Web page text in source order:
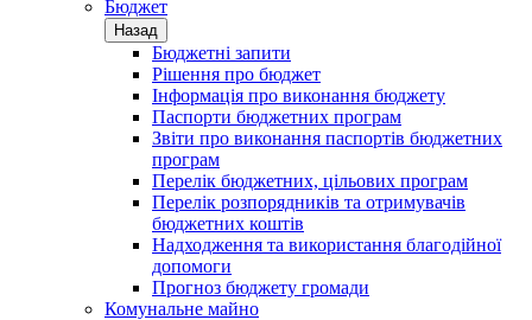
Бюджет
Назад
Бюджетні запити
Рішення про бюджет
Інформація про виконання бюджету
Паспорти бюджетних програм
Звіти про виконання паспортів бюджетних
програм
Перелік бюджетних, цільових програм
Перелік розпорядників та отримувачів
бюджетних коштів
Надходження та використання благодійної
допомоги
Прогноз бюджету громади
Комунальне майно